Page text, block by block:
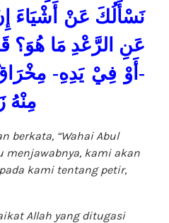
نَسْأَلُكَ عَنْ أَشْيَاءَ إِنْ
عَنِ الرَّعْدِ مَا هُوَ؟
-أَوْ فِيْ يَدِهِ-
مِنْهُ
berkata, “Wahai Abul
menjawabnya, kami akan
kami tentang petir,
Allah yang ditugasi